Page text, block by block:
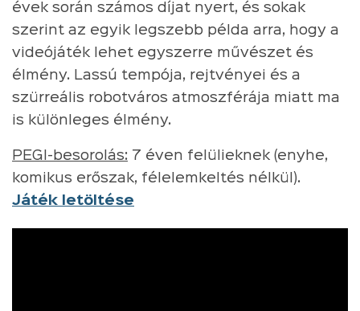
évek során számos díjat nyert, és sokak
szerint az egyik legszebb példa arra, hogy a
videójáték lehet egyszerre művészet és
élmény. Lassú tempója, rejtvényei és a
szürreális robotváros atmoszférája miatt ma
is különleges élmény.
PEGI-besorolás: 7 éven felülieknek (enyhe,
komikus erőszak, félelemkeltés nélkül).
Játék letöltése